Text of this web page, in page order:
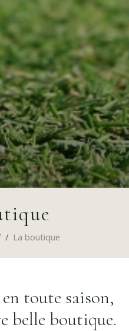
La boutique
toute saison,
belle boutique.